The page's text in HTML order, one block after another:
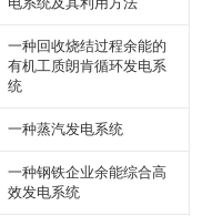
一种回收烧结过程余能的
有机工质朗肯循环发电系
统
一种蒸汽发电系统
一种钢铁企业余能综合高
效发电系统